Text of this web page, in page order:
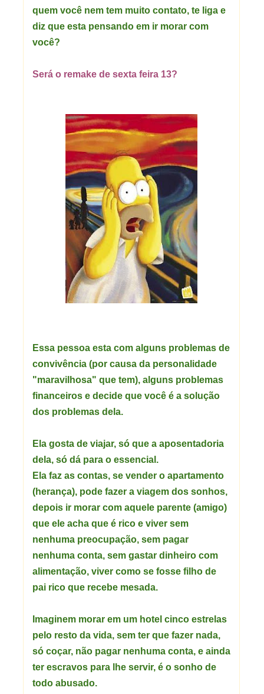
quem você nem tem muito contato, te liga e
diz que esta pensando em ir morar com
você?
Será o remake de sexta feira 13?
Essa pessoa esta com alguns problemas de
convivência (por causa da personalidade
"maravilhosa" que tem), alguns problemas
financeiros e decide que você é a solução
dos problemas dela.
Ela gosta de viajar, só que a aposentadoria
dela, só dá para o essencial.
Ela faz as contas, se vender o apartamento
(herança), pode fazer a viagem dos sonhos,
depois ir morar com aquele parente (amigo)
que ele acha que é rico e viver sem
nenhuma preocupação, sem pagar
nenhuma conta, sem gastar dinheiro com
alimentação, viver como se fosse filho de
pai rico que recebe mesada.
Imaginem morar em um hotel cinco estrelas
pelo resto da vida, sem ter que fazer nada,
só coçar, não pagar nenhuma conta, e ainda
ter escravos para lhe servir, é o sonho de
todo abusado.